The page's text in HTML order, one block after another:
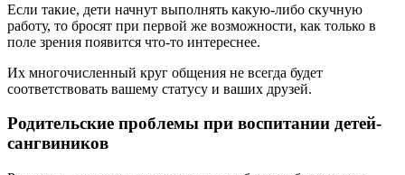
Если такие, дети начнут выполнять какую-либо скучную
работу, то бросят при первой же возможности, как только в
поле зрения появится что-то интереснее.
Их многочисленный круг общения не всегда будет
соответствовать вашему статусу и ваших друзей.
Родительские проблемы при воспитании детей-
сангвиников